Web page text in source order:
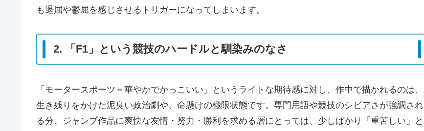
も退屈や鬱屈を感じさせるトリガーになってしまいます。
2. 「F1」という競技のハードルと馴染みのなさ
「モータースポーツ＝華やかでかっこいい」というライトな期待感に対し、作中で描かれるのは、
生き残りをかけた泥臭い政治劇や、命懸けの極限状態です。専門用語や競技のシビアさが強調され
る分、ジャンプ作品に爽快な友情・努力・勝利を求める層にとっては、少しばかり「重苦しい」と